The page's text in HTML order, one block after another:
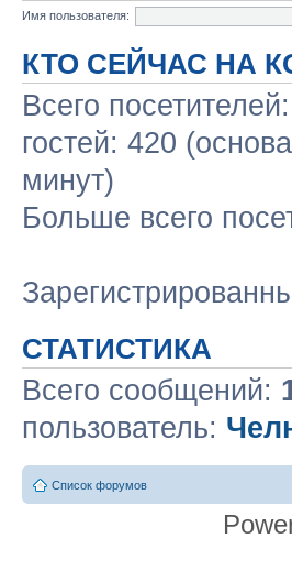
Имя пользователя:
КТО СЕЙЧАС НА
Всего посетителей:
гостей: 420
минут)
Больше всего
СТАТИСТИКА
Всего сообщений:
пользователь:
Список форумов